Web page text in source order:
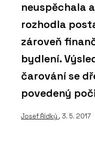
neuspěchala
rozhodla
zároveň
bydlení.
čarování se
povedený
Josef Řídký , 3. 5. 2017